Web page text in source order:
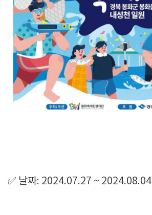
✅ 날짜: 2024.07.27 ~ 2024.08.04